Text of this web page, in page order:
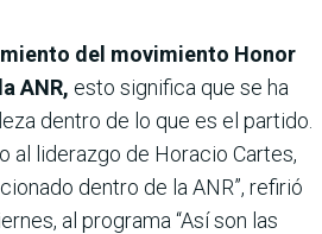
del movimiento Honor
ANR, esto significa que se ha
dentro de lo que es el partido.
al liderazgo de Horacio Cartes,
dentro de la ANR”, refirió
al programa “Así son las